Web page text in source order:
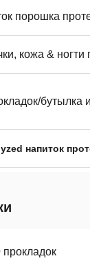
порошка
кожа &
бутылка
напиток
прокладок